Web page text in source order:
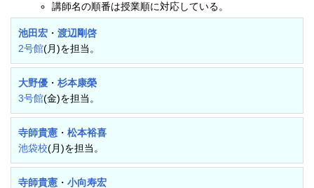
講師名の順番は授業順に対応している。
池田宏 ・ 渡辺剛啓
2号館(月)を担当。
大野優 ・ 杉本康榮
3号館(金)を担当。
寺師貴憲 ・ 松本裕喜
池袋校(月)を担当。
寺師貴憲 ・ 小向寿宏